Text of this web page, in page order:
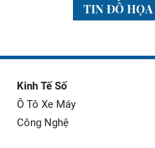
TIN ĐỒ HỌA
Kinh Tế Số
Ô Tô Xe Máy
Công Nghệ